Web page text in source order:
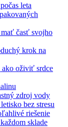
leta
časť svojho
krok na
ako oživiť srdce
zdroj vody
bez stresu
riešenie
sklade